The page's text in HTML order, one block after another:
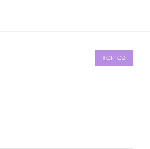
TOPICS